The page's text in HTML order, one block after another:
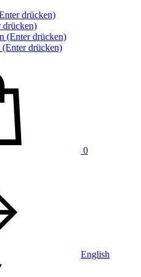
drücken)
drücken)
(Enter drücken)
drücken)
0
English